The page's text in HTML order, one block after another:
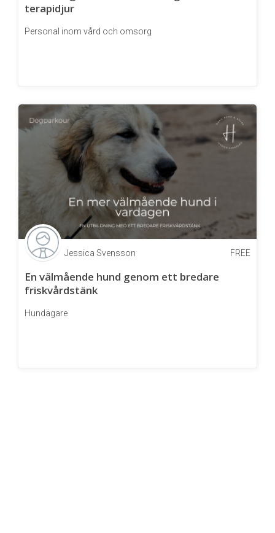
terapidjur
Personal inom vård och omsorg
Jessica Svensson FREE
En välmående hund genom ett bredare
friskvårdstänk
Hundägare